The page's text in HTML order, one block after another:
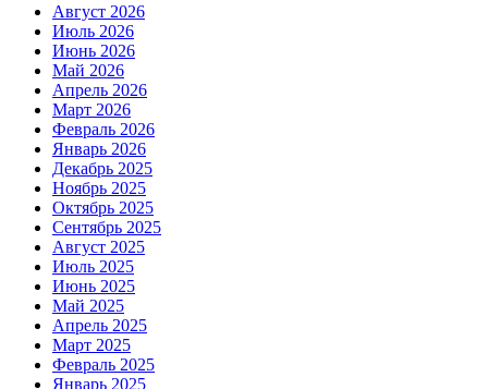
Август 2026
Июль 2026
Июнь 2026
Май 2026
Апрель 2026
Март 2026
Февраль 2026
Январь 2026
Декабрь 2025
Ноябрь 2025
Октябрь 2025
Сентябрь 2025
Август 2025
Июль 2025
Июнь 2025
Май 2025
Апрель 2025
Март 2025
Февраль 2025
Январь 2025